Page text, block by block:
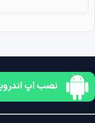
نصب اپ